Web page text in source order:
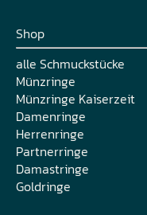
Shop
alle Schmuckstücke
Münzringe
Münzringe Kaiserzeit
Damenringe
Herrenringe
Partnerringe
Damastringe
Goldringe